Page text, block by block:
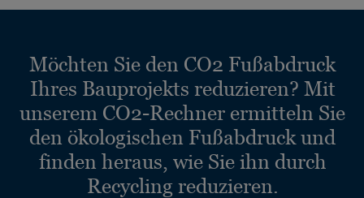
Möchten Sie den CO2 Fußabdruck
Ihres Bauprojekts reduzieren? Mit
unserem CO2-Rechner ermitteln Sie
den ökologischen Fußabdruck und
finden heraus, wie Sie ihn durch
Recycling reduzieren.